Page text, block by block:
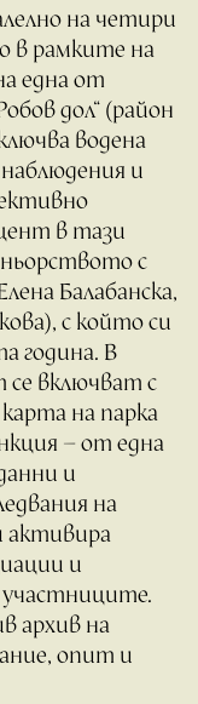
на четири
в рамките на
една от
дол“ (район
водена
и
в тази
с
Балабанска,
с който си
година. В
включват с
на парка
– от една
и
на
активира
и
архив на
опит и